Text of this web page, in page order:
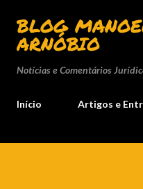
Pular para o
BLOG
ARNÓBIO
Notícias e Comentários
Início Artigos e